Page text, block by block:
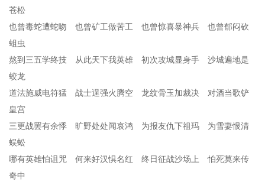
苍松
也曾毒蛇遭蛇吻 也曾矿工做苦工 也曾惊喜暴神兵 也曾郁闷砍
蛆虫
熬到三五学终技 从此天下我英雄 初次攻城显身手 沙城遍地是
蛟龙
道法施威电符猛 战士逞强火腾空 龙纹骨玉加裁决 对酒当歌铲
皇宫
三更战罢有余悸 旷野处处闻哀鸿 为报友仇下祖玛 为雪妻恨清
蜈蚣
哪有英雄怕诅咒 何来好汉惧名红 终日征战沙场上 怕死莫来传
奇中